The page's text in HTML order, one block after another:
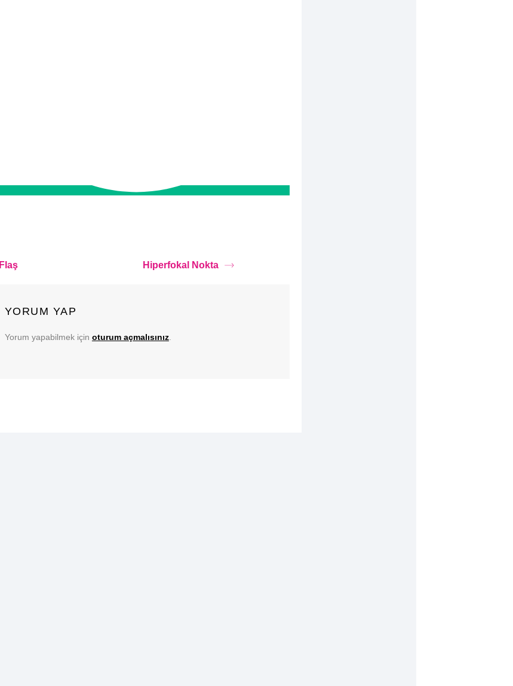
Flaş Hiperfokal Nokta
YORUM YAP
Yorum yapabilmek için oturum açmalısınız.